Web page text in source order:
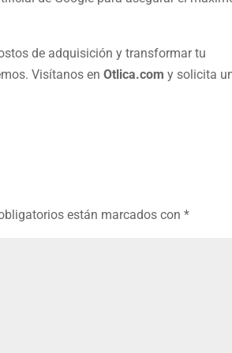
de adquisición y transformar tu
Visítanos enOtlica.com y solicita
están marcados con*